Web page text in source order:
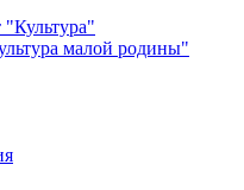
малой родины"